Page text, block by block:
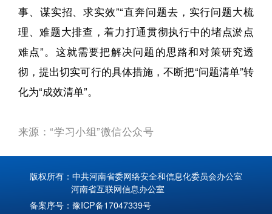
事、谋实招、求实效”“直奔问题去，实行问题大梳
理、难题大排查，着力打通贯彻执行中的堵点淤点
难点”。这就需要把解决问题的思路和对策研究透
彻，提出切实可行的具体措施，不断把“问题清单”转
化为“成效清单”。
来源：“学习小组”微信公众号
版权所有：中共河南省委网络安全和信息化委员会办公室
河南省互联网信息办公室
备案序号： 豫ICP备17047339号